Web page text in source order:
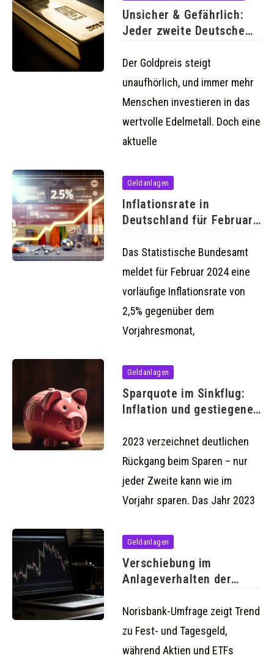
Unsicher & Gefährlich:
Jeder zweite Deutsche
Der Goldpreis steigt
unaufhörlich, und immer mehr
Menschen investieren in das
wertvolle Edelmetall. Doch eine
aktuelle
Geldanlagen
Inflationsrate in
Deutschland für Februar
voraussichtlichen
Das Statistische Bundesamt
meldet für Februar 2024 eine
vorläufige Inflationsrate von
2,5% gegenüber dem
Vorjahresmonat,
Geldanlagen
Sparquote im Sinkflug:
Inflation und gestiegene
bremsen
2023 verzeichnet deutlichen
Rückgang beim Sparen – nur
jeder Zweite kann wie im
Vorjahr sparen. Das Jahr 2023
Geldanlagen
Verschiebung im
Anlageverhalten der
Sicherheit gewinnt
Norisbank-Umfrage zeigt Trend
zu Fest- und Tagesgeld,
während Aktien und ETFs